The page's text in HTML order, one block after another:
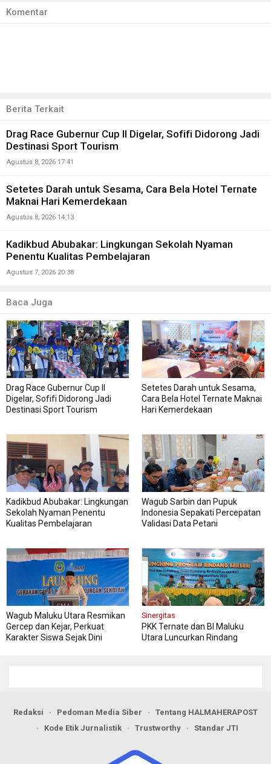
Komentar
Berita Terkait
Drag Race Gubernur Cup II Digelar, Sofifi Didorong Jadi
Destinasi Sport Tourism
Agustus 8, 2026 17:41
Setetes Darah untuk Sesama, Cara Bela Hotel Ternate
Maknai Hari Kemerdekaan
Agustus 8, 2026 14:13
Kadikbud Abubakar: Lingkungan Sekolah Nyaman
Penentu Kualitas Pembelajaran
Agustus 7, 2026 20:38
Baca Juga
Drag Race Gubernur Cup II
Digelar, Sofifi Didorong Jadi
Destinasi Sport Tourism
Setetes Darah untuk Sesama,
Cara Bela Hotel Ternate Maknai
Hari Kemerdekaan
Kadikbud Abubakar: Lingkungan
Sekolah Nyaman Penentu
Kualitas Pembelajaran
Wagub Sarbin dan Pupuk
Indonesia Sepakati Percepatan
Validasi Data Petani
Wagub Maluku Utara Resmikan
Gercep dan Kejar, Perkuat
Karakter Siswa Sejak Dini
Sinergitas
PKK Ternate dan BI Maluku
Utara Luncurkan Rindang
Redaksi Pedoman Media Siber
Tentang HALMAHERAPOST
Kode Etik Jurnalistik
Trustworthy Standar JTI